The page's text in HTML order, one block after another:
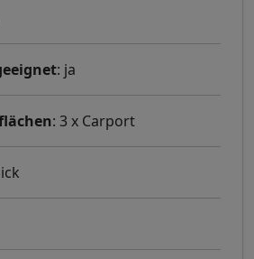
: ja
: 3 x Carport